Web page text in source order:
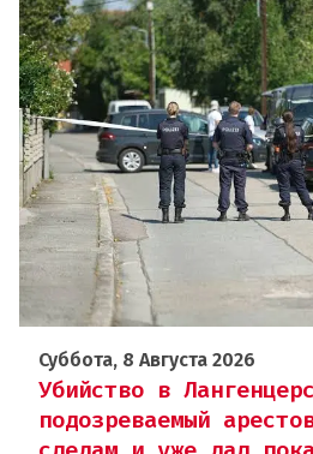
Суббота, 8 Августа 2026
Убийство в
подозреваемый